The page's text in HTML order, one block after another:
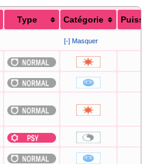
Type Catégorie
[-] Masquer